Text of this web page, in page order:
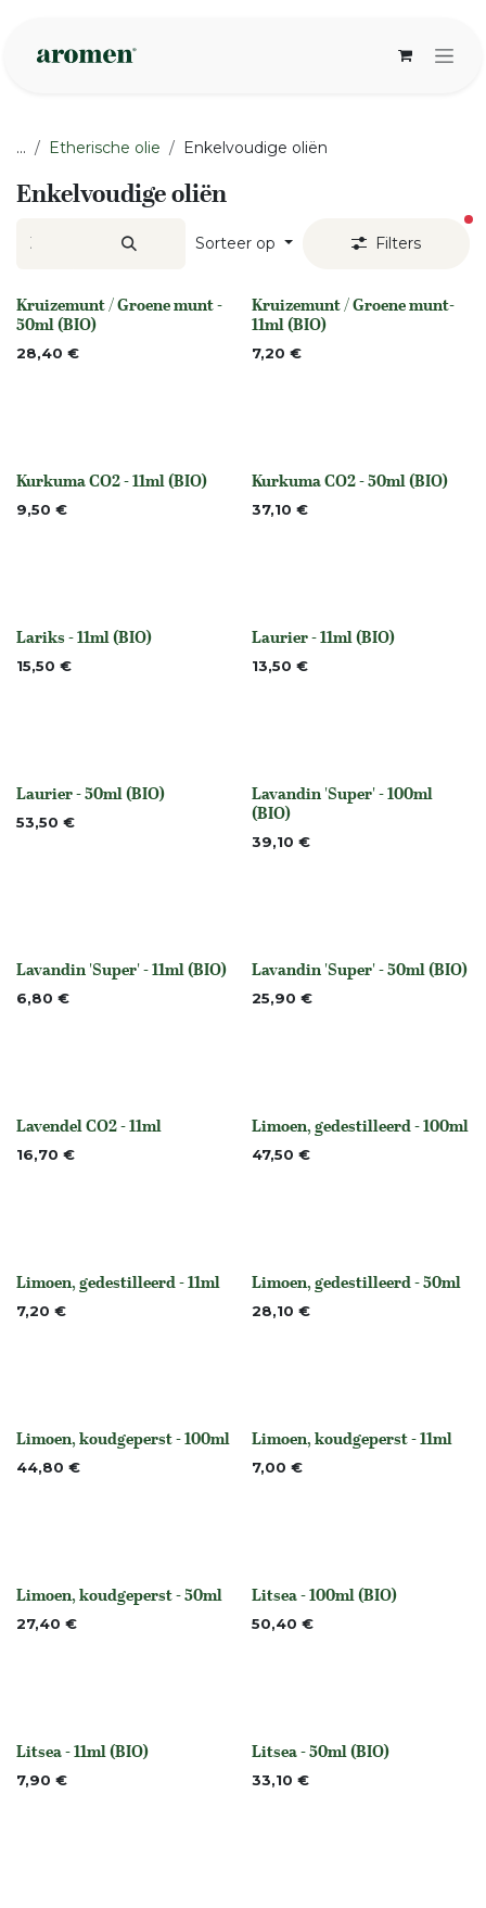
... Etherische olie Enkelvoudige oliën
Enkelvoudige oliën
Sorteer op Filters
None
Kruizemunt / Groene munt -
50ml (BIO)
28,40 €
None
Kruizemunt / Groene munt-
11ml (BIO)
7,20 €
None
Kurkuma CO2 - 11ml (BIO)
9,50 € Niet op voorraad
Kurkuma CO2 - 50ml (BIO)
37,10 €
None
Lariks - 11ml (BIO)
15,50 € None
Laurier - 11ml (BIO)
13,50 €
None
Laurier - 50ml (BIO)
53,50 € None
Lavandin 'Super' - 100ml
(BIO)
39,10 €
None
Lavandin 'Super' - 11ml (BIO)
6,80 € None
Lavandin 'Super' - 50ml (BIO)
25,90 €
None
Lavendel CO2 - 11ml
16,70 € None
Limoen, gedestilleerd - 100ml
47,50 €
None
Limoen, gedestilleerd - 11ml
7,20 € None
Limoen, gedestilleerd - 50ml
28,10 €
None
Limoen, koudgeperst - 100ml
44,80 € None
Limoen, koudgeperst - 11ml
7,00 €
None
Limoen, koudgeperst - 50ml
27,40 € None
Litsea - 100ml (BIO)
50,40 €
None
Litsea - 11ml (BIO)
7,90 € None
Litsea - 50ml (BIO)
33,10 €